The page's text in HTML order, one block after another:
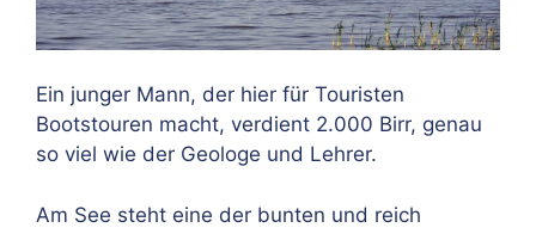
Ein junger Mann, der hier für Touristen
Bootstouren macht, verdient 2.000 Birr, genau
so viel wie der Geologe und Lehrer.
Am See steht eine der bunten und reich